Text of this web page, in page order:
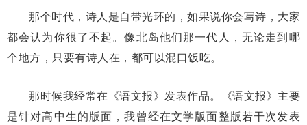
那个时代，诗人是自带光环的，如果说你会写诗，大家
都会认为你很了不起。像北岛他们那一代人，无论走到哪
个地方，只要有诗人在，都可以混口饭吃。
那时候我经常在《语文报》发表作品。《语文报》主要
是针对高中生的版面，我曾经在文学版面整版若干次发表